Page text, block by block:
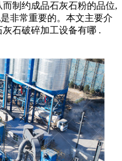
制约成品石灰石粉的品位,
非常重要的。本文主要介
石破碎加工设备有哪 .